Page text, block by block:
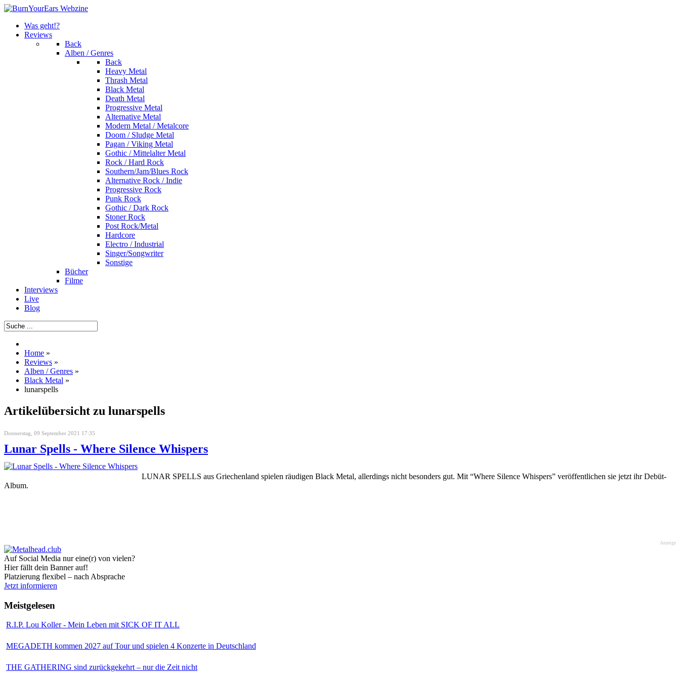
Was geht!?
Reviews
Back
Alben / Genres
Back
Heavy Metal
Thrash Metal
Black Metal
Death Metal
Progressive Metal
Alternative Metal
Modern Metal / Metalcore
Doom / Sludge Metal
Pagan / Viking Metal
Gothic / Mittelalter Metal
Rock / Hard Rock
Southern/Jam/Blues Rock
Alternative Rock / Indie
Progressive Rock
Punk Rock
Gothic / Dark Rock
Stoner Rock
Post Rock/Metal
Hardcore
Electro / Industrial
Singer/Songwriter
Sonstige
Bücher
Filme
Interviews
Live
Blog
Home »
Reviews »
Alben / Genres »
Black Metal »
lunarspells
Artikelübersicht zu lunarspells
Donnerstag, 09 September 2021 17:35
Lunar Spells - Where Silence Whispers
LUNAR SPELLS aus Griechenland spielen räudigen Black Metal, allerdings nicht besonders gut. Mit “Where Silence Whispers” veröffentlichen sie jetzt ihr Debüt-
Album.
Anzeige
Auf Social Media nur eine(r) von vielen?
Hier fällt dein Banner auf!
Platzierung flexibel – nach Absprache
Jetzt informieren
Meistgelesen
R.I.P. Lou Koller - Mein Leben mit SICK OF IT ALL
MEGADETH kommen 2027 auf Tour und spielen 4 Konzerte in Deutschland
THE GATHERING sind zurückgekehrt – nur die Zeit nicht